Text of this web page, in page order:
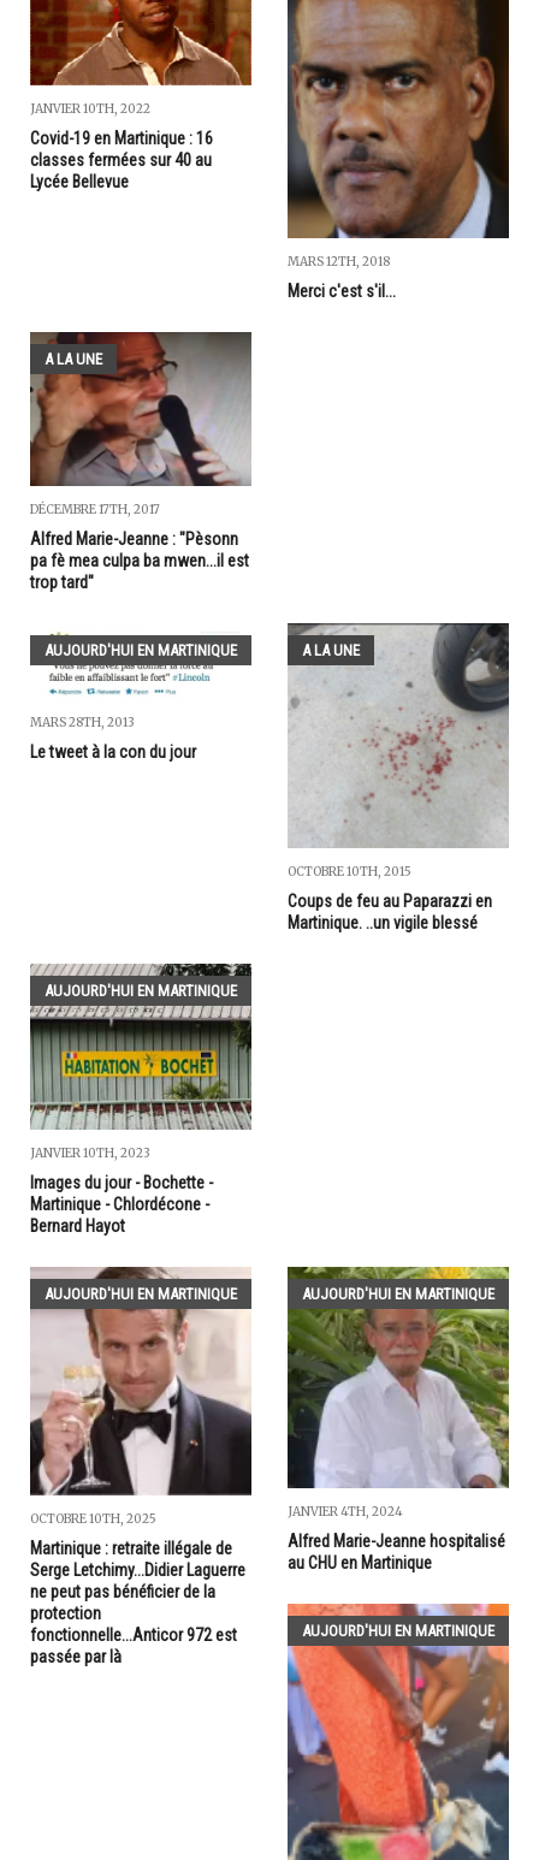
JANVIER 10TH, 2022
Covid-19 en Martinique : 16
classes fermées sur 40 au
Lycée Bellevue
MARS 12TH, 2018
Merci c'est s'il...
A LA UNE
DÉCEMBRE 17TH, 2017
Alfred Marie-Jeanne : "Pèsonn
pa fè mea culpa ba mwen...il est
trop tard"
AUJOURD'HUI EN MARTINIQUE
MARS 28TH, 2013
Le tweet à la con du jour
A LA UNE
OCTOBRE 10TH, 2015
Coups de feu au Paparazzi en
Martinique. ..un vigile blessé
AUJOURD'HUI EN MARTINIQUE
JANVIER 10TH, 2023
Images du jour - Bochette -
Martinique - Chlordécone -
Bernard Hayot
AUJOURD'HUI EN MARTINIQUE
OCTOBRE 10TH, 2025
Martinique : retraite illégale de
Serge Letchimy...Didier Laguerre
ne peut pas bénéficier de la
protection
fonctionnelle...Anticor 972 est
passée par là
AUJOURD'HUI EN MARTINIQUE
JANVIER 4TH, 2024
Alfred Marie-Jeanne hospitalisé
au CHU en Martinique
AUJOURD'HUI EN MARTINIQUE